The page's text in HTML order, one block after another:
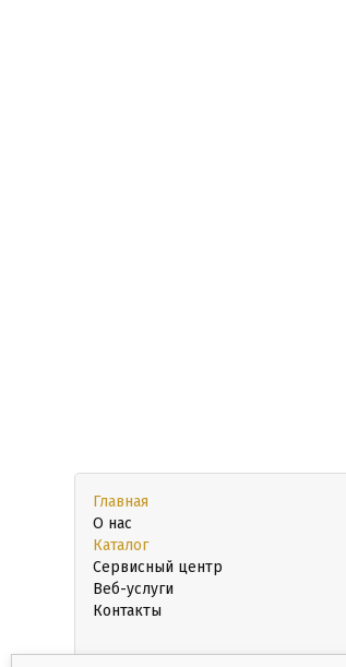
Главная
О нас
Каталог
Сервисный центр
Веб-услуги
Контакты